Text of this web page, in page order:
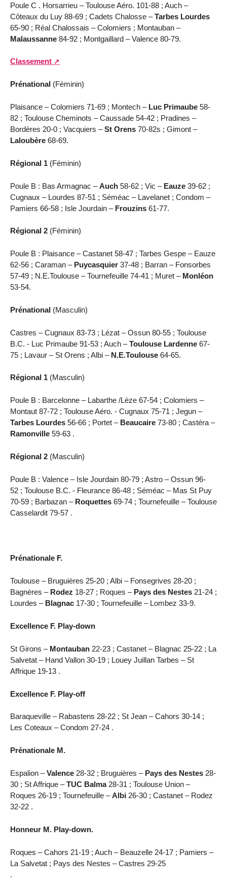
Poule C . Horsarrieu – Toulouse Aéro. 101-88 ; Auch –
Côteaux du Luy 88-69 ; Cadets Chalosse –Tarbes Lourdes
65-90 ; Réal Chalossais – Colomiers ; Montauban –
Malaussanne 84-92 ; Montgaillard – Valence 80-79.
Classement
Prénational (Féminin)
Plaisance – Colomiers 71-69 ; Montech – Luc Primaube 58-
82 ; Toulouse Cheminots – Caussade 54-42 ; Pradines –
Bordères 20-0 ; Vacquiers –St Orens 70-82s ; Gimont –
Laloubère 68-69.
Régional 1 (Féminin)
Poule B : Bas Armagnac –Auch 58-62 ; Vic – Eauze 39-62 ;
Cugnaux – Lourdes 87-51 ; Séméac – Lavelanet ; Condom –
Pamiers 66-58 ; Isle Jourdain – Frouzins 61-77.
Régional 2 (Féminin)
Poule B : Plaisance – Castanet 58-47 ; Tarbes Gespe – Eauze
62-56 ; Caraman – Puycasquier 37-48 ; Barran – Fonsorbes
57-49 ; N.E.Toulouse – Tournefeuille 74-41 ; Muret – Monléon
53-54.
Prénational (Masculin)
Castres – Cugnaux 83-73 ; Lézat – Ossun 80-55 ; Toulouse
B.C. - Luc Primaube 91-53 ; Auch –Toulouse Lardenne 67-
75 ; Lavaur – St Orens ; Albi – N.E.Toulouse 64-65.
Régional 1 (Masculin)
Poule B : Barcelonne – Labarthe /Lèze 67-54 ; Colomiers –
Montaut 87-72 ; Toulouse Aéro. - Cugnaux 75-71 ; Jegun –
Tarbes Lourdes 56-66 ; Portet – Beaucaire 73-80 ; Castéra –
Ramonville 59-63 .
Régional 2 (Masculin)
Poule B : Valence – Isle Jourdain 80-79 ; Astro – Ossun 96-
52 ; Toulouse B.C. - Fleurance 86-48 ; Séméac – Mas St Puy
70-59 ; Barbazan – Roquettes 69-74 ; Tournefeuille – Toulouse
Casselardit 79-57 .
Prénationale F.
Toulouse – Bruguières 25-20 ; Albi – Fonsegrives 28-20 ;
Bagnères – Rodez 18-27 ; Roques – Pays des Nestes 21-24 ;
Lourdes – Blagnac 17-30 ; Tournefeuille – Lombez 33-9.
Excellence F. Play-down
St Girons – Montauban 22-23 ; Castanet – Blagnac 25-22 ; La
Salvetat – Hand Vallon 30-19 ; Louey Juillan Tarbes – St
Affrique 19-13 .
Excellence F. Play-off
Baraqueville – Rabastens 28-22 ; St Jean – Cahors 30-14 ;
Les Coteaux – Condom 27-24 .
Prénationale M.
Espalion –Valence 28-32 ; Bruguières – Pays des Nestes 28-
30 ; St Affrique –TUC Balma28-31 ; Toulouse Union –
Roques 26-19 ; Tournefeuille –Albi 26-30 ; Castanet – Rodez
32-22 .
Honneur M. Play-down.
Roques – Cahors 21-19 ; Auch – Beauzelle 24-17 ; Pamiers –
La Salvetat ; Pays des Nestes – Castres 29-25
.